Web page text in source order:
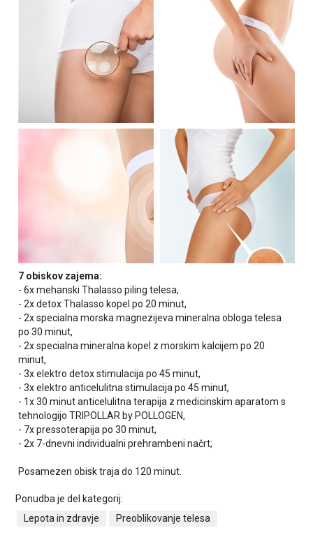
7 obiskov zajema:
- 6x mehanski Thalasso piling telesa,
- 2x detox Thalasso kopel po 20 minut,
- 2x specialna morska magnezijeva mineralna obloga telesa
po 30 minut,
- 2x specialna mineralna kopel z morskim kalcijem po 20
minut,
- 3x elektro detox stimulacija po 45 minut,
- 3x elektro anticelulitna stimulacija po 45 minut,
- 1x 30 minut anticelulitna terapija z medicinskim aparatom s
tehnologijo TRIPOLLAR by POLLOGEN,
- 7x pressoterapija po 30 minut,
- 2x 7-dnevni individualni prehrambeni načrt;
Posamezen obisk traja do 120 minut.
Ponudba je del kategorij:
Lepota in zdravje
Preoblikovanje telesa